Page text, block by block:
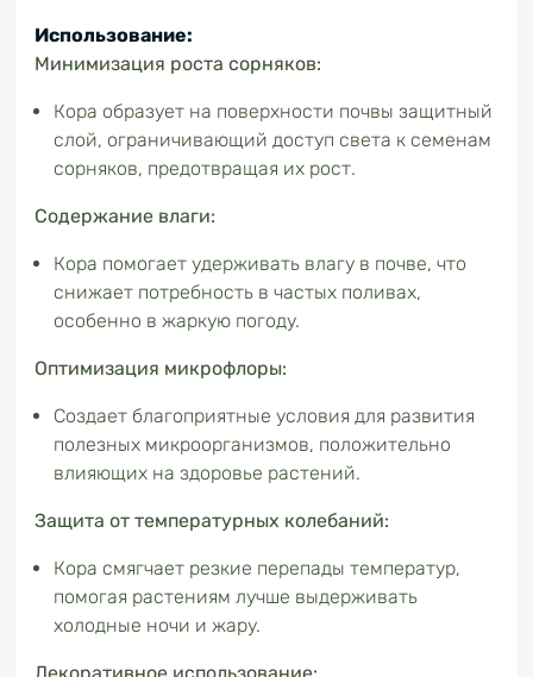
Использование:
Минимизация роста сорняков:
Кора образует на поверхности почвы защитный
слой, ограничивающий доступ света к семенам
сорняков, предотвращая их рост.
Содержание влаги:
Кора помогает удерживать влагу в почве, что
снижает потребность в частых поливах,
особенно в жаркую погоду.
Оптимизация микрофлоры:
Создает благоприятные условия для развития
полезных микроорганизмов, положительно
влияющих на здоровье растений.
Защита от температурных колебаний:
Кора смягчает резкие перепады температур,
помогая растениям лучше выдерживать
холодные ночи и жару.